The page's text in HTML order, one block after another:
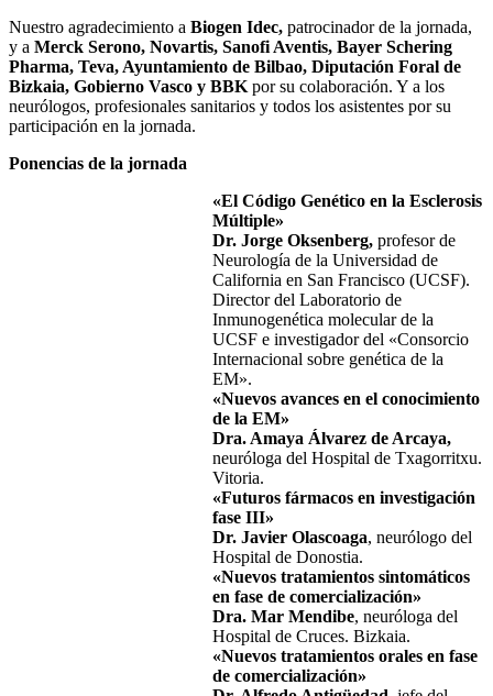
Nuestro agradecimiento a Biogen Idec, patrocinador de la jornada,
y a Merck Serono, Novartis, Sanofi Aventis, Bayer Schering
Pharma, Teva, Ayuntamiento de Bilbao, Diputación Foral de
Bizkaia, Gobierno Vasco y BBK por su colaboración. Y a los
neurólogos, profesionales sanitarios y todos los asistentes por su
participación en la jornada.
Ponencias de la jornada
«El Código Genético en la Esclerosis
Múltiple»
Dr. Jorge Oksenberg, profesor de
Neurología de la Universidad de
California en San Francisco (UCSF).
Director del Laboratorio de
Inmunogenética molecular de la
UCSF e investigador del «Consorcio
Internacional sobre genética de la
EM».
«Nuevos avances en el conocimiento
de la EM»
Dra. Amaya Álvarez de Arcaya,
neuróloga del Hospital de Txagorritxu.
Vitoria.
«Futuros fármacos en investigación
fase III»
Dr. Javier Olascoaga, neurólogo del
Hospital de Donostia.
«Nuevos tratamientos sintomáticos
en fase de comercialización»
Dra. Mar Mendibe, neuróloga del
Hospital de Cruces. Bizkaia.
«Nuevos tratamientos orales en fase
de comercialización»